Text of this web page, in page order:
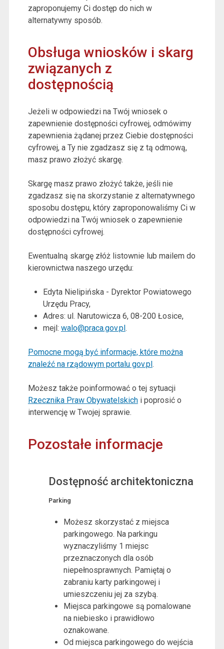
zaproponujemy Ci dostęp do nich w
alternatywny sposób.
Obsługa wniosków i skarg
związanych z
dostępnością
Jeżeli w odpowiedzi na Twój wniosek o
zapewnienie dostępności cyfrowej, odmówimy
zapewnienia żądanej przez Ciebie dostępności
cyfrowej, a Ty nie zgadzasz się z tą odmową,
masz prawo złożyć skargę.
Skargę masz prawo złożyć także, jeśli nie
zgadzasz się na skorzystanie z alternatywnego
sposobu dostępu, który zaproponowaliśmy Ci w
odpowiedzi na Twój wniosek o zapewnienie
dostępności cyfrowej.
Ewentualną skargę złóż listownie lub mailem do
kierownictwa naszego urzędu:
Edyta Nielipińska - Dyrektor Powiatowego
Urzędu Pracy,
Adres: ul. Narutowicza 6, 08-200 Łosice,
mejl: walo@praca.gov.pl.
Pomocne mogą być informacje, które można
znaleźć na rządowym portalu gov.pl.
Możesz także poinformować o tej sytuacji
Rzecznika Praw Obywatelskichi poprosić o
interwencję w Twojej sprawie.
Pozostałe informacje
Dostępność architektoniczna
Parking
Możesz skorzystać z miejsca
parkingowego. Na parkingu
wyznaczyliśmy 1 miejsc
przeznaczonych dla osób
niepełnosprawnych. Pamiętaj o
zabraniu karty parkingowej i
umieszczeniu jej za szybą.
Miejsca parkingowe są pomalowane
na niebiesko i prawidłowo
oznakowane.
Od miejsca parkingowego do wejścia